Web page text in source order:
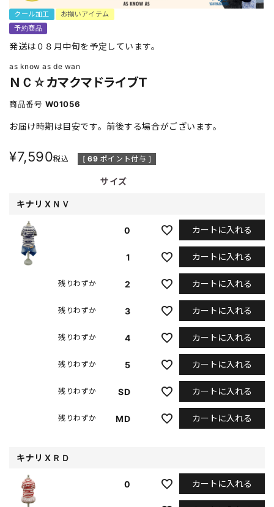
クール加工
お揃いアイテム
予約商品
発送は０８月中旬を予定しています。
as know as de wan
ＮＣ☆カマクマドライブＴ
商品番号 W01056
お届け時期は目安です。前後する場合がございます。
¥7,590税込 [ 69 ポイント付与 ]
サイズ
キナリＸＮＶ
0 カートに入れる
1 カートに入れる
2
残りわずか カートに入れる
3
残りわずか カートに入れる
4
残りわずか カートに入れる
5
残りわずか カートに入れる
SD
残りわずか カートに入れる
MD
残りわずか カートに入れる
キナリＸＲＤ
0 カートに入れる